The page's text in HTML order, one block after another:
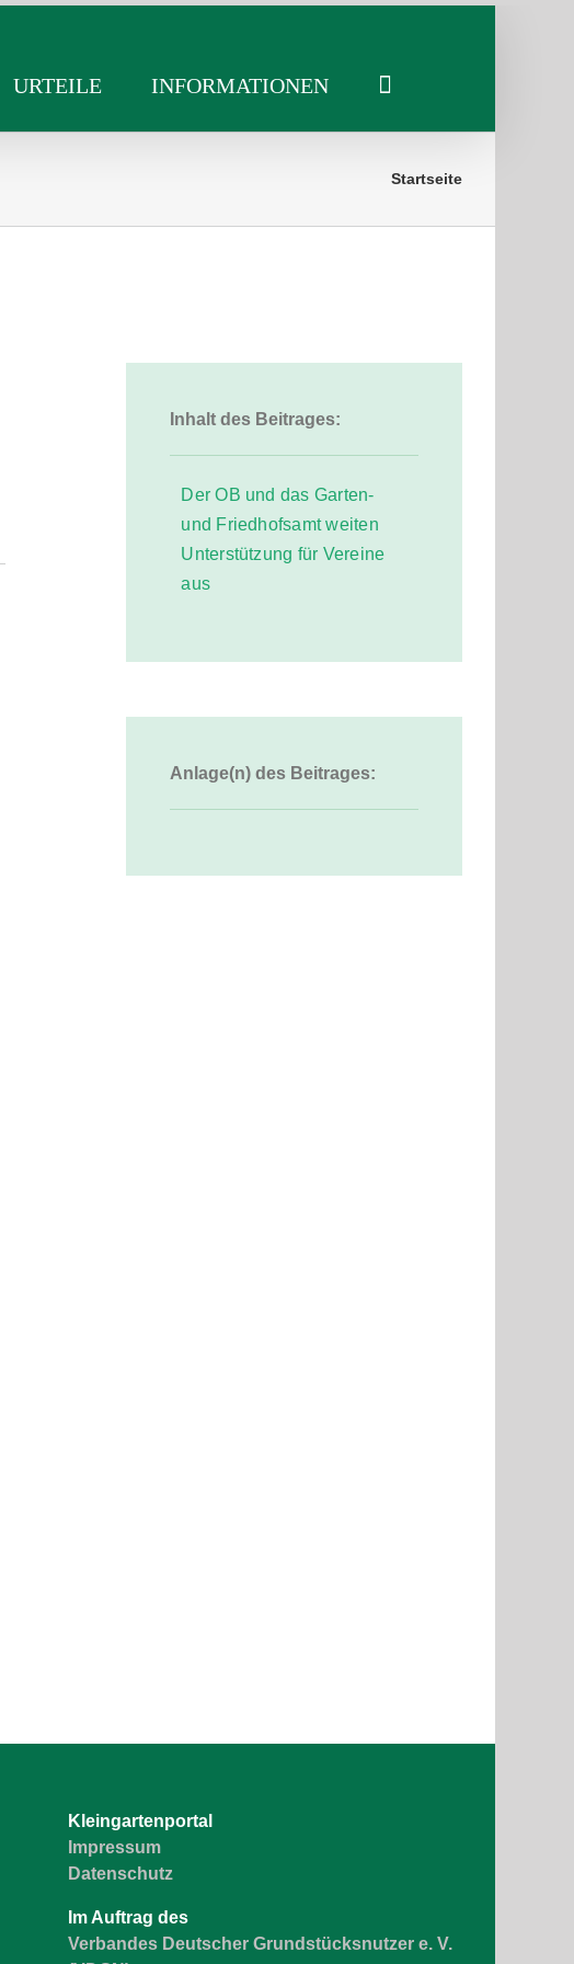
URTEILE INFORMATIONEN
Startseite
Inhalt des Beitrages:
Der OB und das Garten-
und Friedhofsamt weiten
Unterstützung für Vereine
aus
Anlage(n) des Beitrages:
Kleingartenportal
Impressum
Datenschutz
Im Auftrag des
Verbandes Deutscher Grundstücksnutzer e. V.